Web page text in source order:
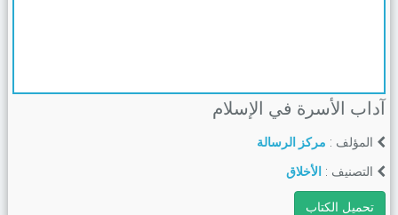
آداب الأسرة في الإسلام
المؤلف : مركز الرسالة
التصنيف : الأخلاق
تحميل الكتاب